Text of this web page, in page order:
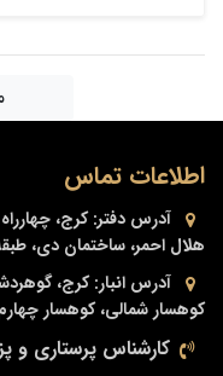
اطلاعات تماس
آدرس دفتر: کرج،
هلال احمر، ساختمان دی،
آدرس انبار: کرج،
کوهسار شمالی، کوهسار
کارشناس پرستاری و